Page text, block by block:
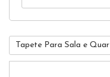
Tapete Para Sala e